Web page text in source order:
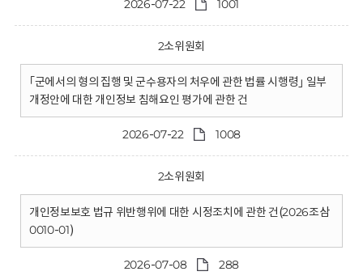
2026-07-22 1001
2소위원회
｢군에서의 형의 집행 및 군수용자의 처우에 관한 법률 시행령｣ 일부
개정안에 대한 개인정보 침해요인 평가에 관한 건
2026-07-22 1008
2소위원회
개인정보보호 법규 위반행위에 대한 시정조치에 관한 건(2026조삼
0010-01)
2026-07-08 288